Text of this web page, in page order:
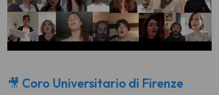
🎥 Coro Universitario di Firenze